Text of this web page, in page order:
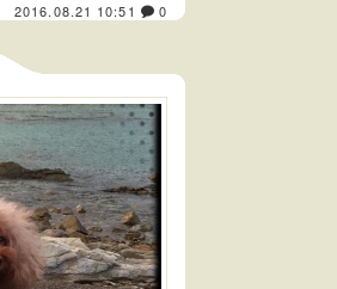
2016.08.21 10:51 0